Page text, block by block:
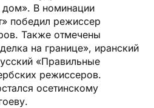
В номинации
победил режиссер
Также отмечены
на границе», иранский
«Правильные
режиссеров.
осетинскому